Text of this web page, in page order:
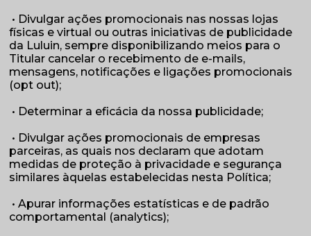
• Divulgar ações promocionais nas nossas lojas
físicas e virtual ou outras iniciativas de publicidade
da Luluin, sempre disponibilizando meios para o
Titular cancelar o recebimento de e-mails,
mensagens, notificações e ligações promocionais
(opt out);
• Determinar a eficácia da nossa publicidade;
• Divulgar ações promocionais de empresas
parceiras, as quais nos declaram que adotam
medidas de proteção à privacidade e segurança
similares àquelas estabelecidas nesta Política;
• Apurar informações estatísticas e de padrão
comportamental (analytics);